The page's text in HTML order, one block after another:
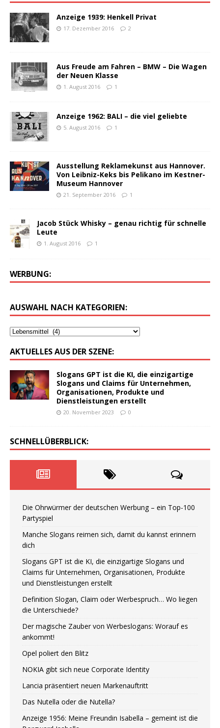
Anzeige 1939: Henkell Privat
17. Dezember 2016 2
Aus Freude am Fahren – BMW – Die Wagen
der Neuen Klasse
1. August 2016 1
Anzeige 1962: BALI – die viel geliebte
5. August 2016 1
Ausstellung Reklamekunst aus Hannover.
Von Leibniz-Keks bis Pelikano im Kestner-
Museum Hannover
21. September 2016 1
Jacob Stück Whisky – genau richtig für schnelle
Leute
1. August 2016 1
WERBUNG:
AUSWAHL NACH KATEGORIEN:
AKTUELLES AUS DER SZENE:
Slogans GPT ist die KI, die einzigartige
Slogans und Claims für Unternehmen,
Organisationen, Produkte und
Dienstleistungen erstellt
20. November 2023 0
SCHNELLÜBERBLICK:
Die Ohrwürmer der deutschen Werbung – ein Top-100
Partyspiel
Manche Slogans reimen sich, damit du kannst erinnern
dich
Slogans GPT ist die KI, die einzigartige Slogans und
Claims für Unternehmen, Organisationen, Produkte
und Dienstleistungen erstellt
Definition Slogan, Claim oder Werbespruch… Wo liegen
die Unterschiede?
Der magische Zauber von Werbeslogans: Worauf es
ankommt!
Opel poliert den Blitz
NOKIA gibt sich neue Corporate Identity
Lancia präsentiert neuen Markenauftritt
Das Nutella oder die Nutella?
Anzeige 1956: Meine Freundin Isabella – gemeint ist die